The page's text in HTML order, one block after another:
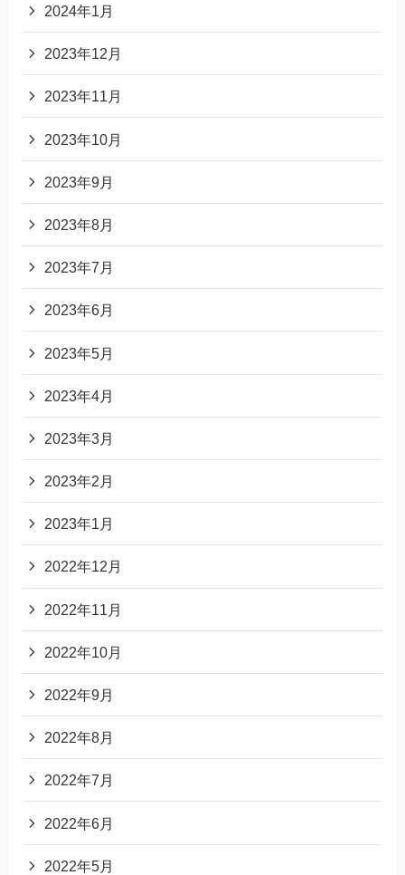
2024年1月
2023年12月
2023年11月
2023年10月
2023年9月
2023年8月
2023年7月
2023年6月
2023年5月
2023年4月
2023年3月
2023年2月
2023年1月
2022年12月
2022年11月
2022年10月
2022年9月
2022年8月
2022年7月
2022年6月
2022年5月